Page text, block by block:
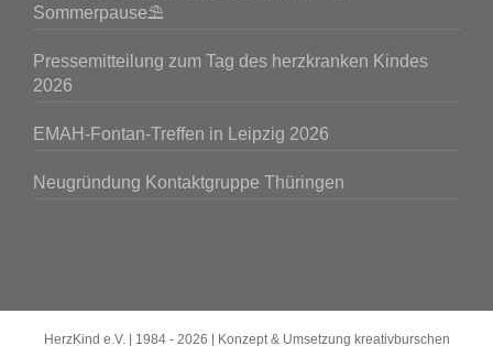
Sommerpause⛱️
Pressemitteilung zum Tag des herzkranken Kindes
2026
EMAH-Fontan-Treffen in Leipzig 2026
Neugründung Kontaktgruppe Thüringen
HerzKind e.V. | 1984 - 2026 | Konzept & Umsetzung kreativburschen